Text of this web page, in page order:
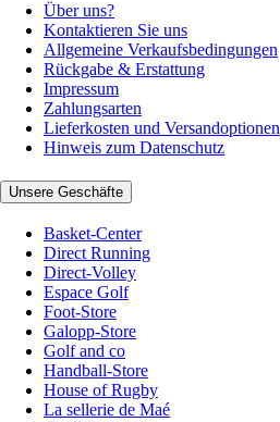
Über uns?
Kontaktieren Sie uns
Allgemeine Verkaufsbedingungen
Rückgabe & Erstattung
Impressum
Zahlungsarten
Lieferkosten und Versandoptionen
Hinweis zum Datenschutz
Unsere Geschäfte
Basket-Center
Direct Running
Direct-Volley
Espace Golf
Foot-Store
Galopp-Store
Golf and co
Handball-Store
House of Rugby
La sellerie de Maé